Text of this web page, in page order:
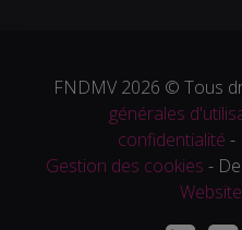
FNDMV 2026 © Tous
générales
confidentialité -
Gestion des cookies -